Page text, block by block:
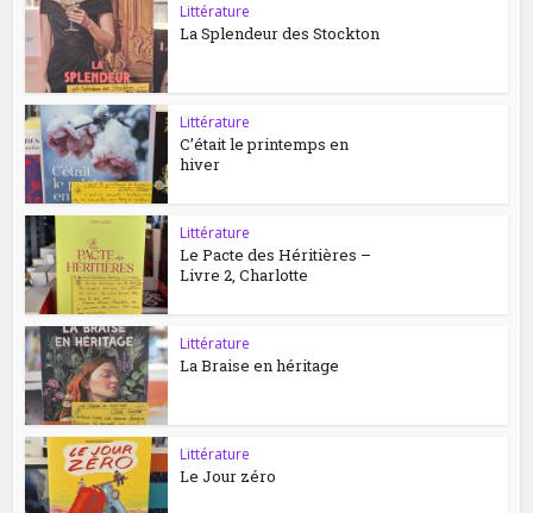
Littérature
La Splendeur des Stockton
Littérature
C’était le printemps en
hiver
Littérature
Le Pacte des Héritières –
Livre 2, Charlotte
Littérature
La Braise en héritage
Littérature
Le Jour zéro